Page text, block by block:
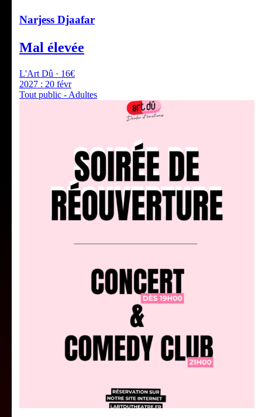
Narjess Djaafar
Mal élevée
L'Art Dû · 16€
2027 : 20 févr
Tout public - Adultes